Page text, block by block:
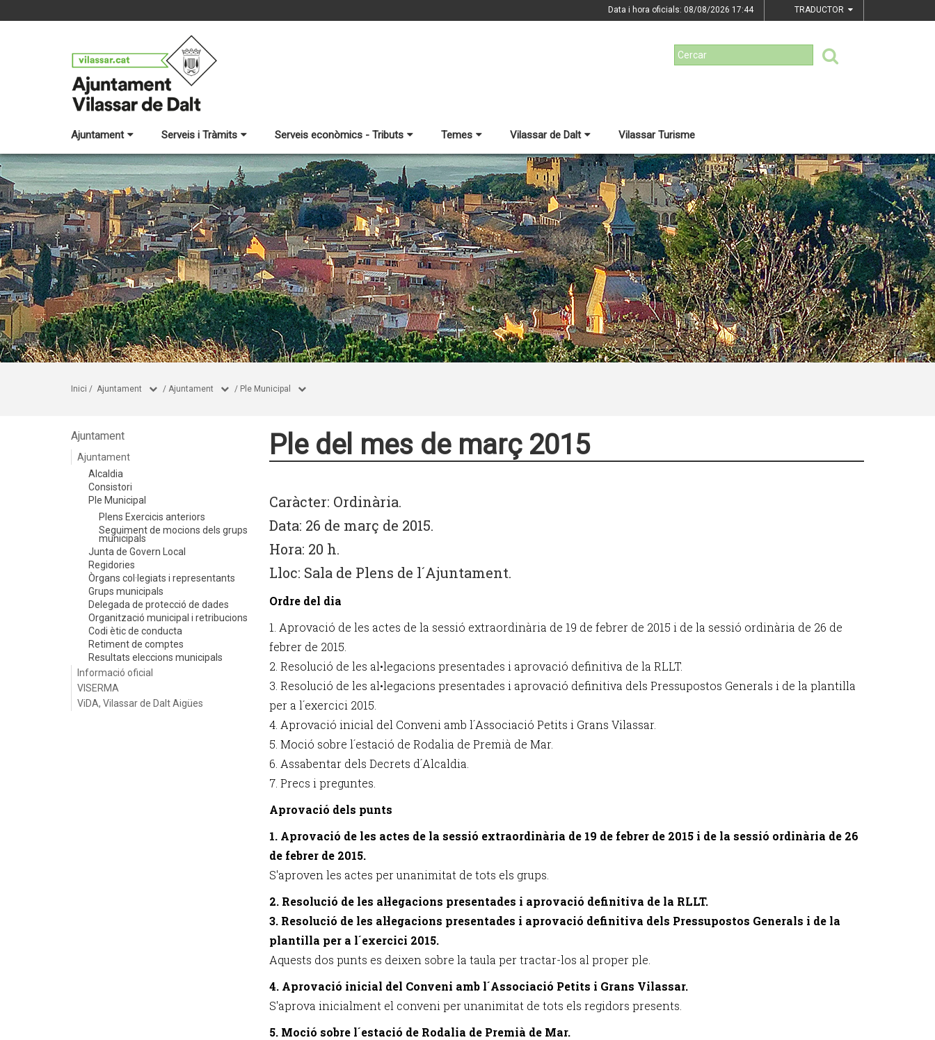
Data i hora oficials: 08/08/2026 17:44 TRADUCTOR
Ajuntament Serveis i Tràmits Serveis econòmics - Tributs Temes Vilassar de Dalt Vilassar Turisme
Inici / Ajuntament / Ajuntament / Ple Municipal
Ajuntament
Ajuntament
Alcaldia
Consistori
Ple Municipal
Plens Exercicis anteriors
Seguiment de mocions dels grups
municipals
Junta de Govern Local
Regidories
Òrgans col·legiats i representants
Grups municipals
Delegada de protecció de dades
Organització municipal i retribucions
Codi ètic de conducta
Retiment de comptes
Resultats eleccions municipals
Informació oficial
VISERMA
ViDA, Vilassar de Dalt Aigües
Ple del mes de març 2015
Caràcter: Ordinària.
Data: 26 de març de 2015.
Hora: 20 h.
Lloc: Sala de Plens de l´Ajuntament.
Ordre del dia
1. Aprovació de les actes de la sessió extraordinària de 19 de febrer de 2015 i de la sessió ordinària de 26 de
febrer de 2015.
2. Resolució de les al•legacions presentades i aprovació definitiva de la RLLT.
3. Resolució de les al•legacions presentades i aprovació definitiva dels Pressupostos Generals i de la plantilla
per a l´exercici 2015.
4. Aprovació inicial del Conveni amb l´Associació Petits i Grans Vilassar.
5. Moció sobre l´estació de Rodalia de Premià de Mar.
6. Assabentar dels Decrets d´Alcaldia.
7. Precs i preguntes.
Aprovació dels punts
1. Aprovació de les actes de la sessió extraordinària de 19 de febrer de 2015 i de la sessió ordinària de 26
de febrer de 2015.
S'aproven les actes per unanimitat de tots els grups.
2. Resolució de les al·legacions presentades i aprovació definitiva de la RLLT.
3. Resolució de les al·legacions presentades i aprovació definitiva dels Pressupostos Generals i de la
plantilla per a l´exercici 2015.
Aquests dos punts es deixen sobre la taula per tractar-los al proper ple.
4. Aprovació inicial del Conveni amb l´Associació Petits i Grans Vilassar.
S'aprova inicialment el conveni per unanimitat de tots els regidors presents.
5. Moció sobre l´estació de Rodalia de Premià de Mar.